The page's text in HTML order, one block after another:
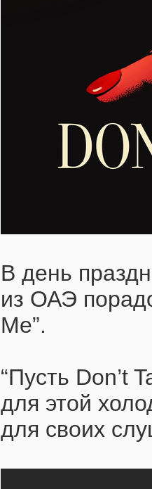
В день
из ОАЭ
Me”.
“Пусть Don’t
для этой
для своих